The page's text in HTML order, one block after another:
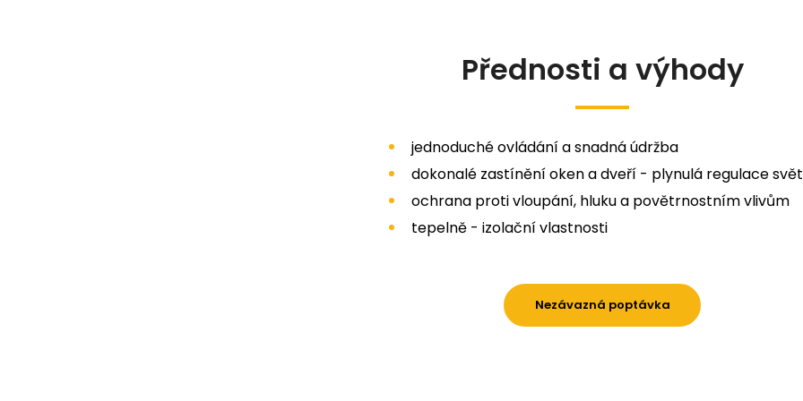
Přednosti a výhody
jednoduché ovládání a snadná údržba
dokonalé zastínění oken a dveří - plynulá regulace
ochrana proti vloupání, hluku a povětrnostním vlivům
tepelně - izolační vlastnosti
Nezávazná poptávka